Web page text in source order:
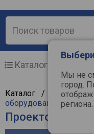
Мы не
город.
региона.
Каталог
Каталог / ТВ и
оборудование /
Проектор NEC